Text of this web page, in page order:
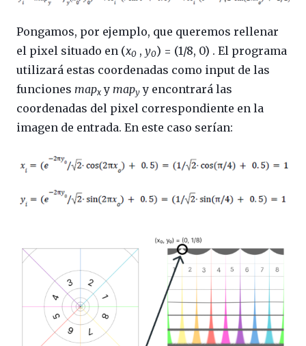
Pongamos, por ejemplo, que queremos rellenar
el pixel situado en (x0 , y0) = (1/8, 0) . El programa
utilizará estas coordenadas como input de las
funciones mapx y mapy y encontrará las
coordenadas del pixel correspondiente en la
imagen de entrada. En este caso serían: